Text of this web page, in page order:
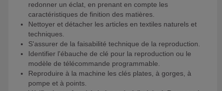
redonner un éclat, en prenant en compte les
caractéristiques de finition des matières.
Nettoyer et détacher les articles en textiles naturels et
techniques.
S'assurer de la faisabilité technique de la reproduction.
Identifier l'ébauche de clé pour la reproduction ou le
modèle de télécommande programmable.
Reproduire à la machine les clés plates, à gorges, à
pompe et à points.